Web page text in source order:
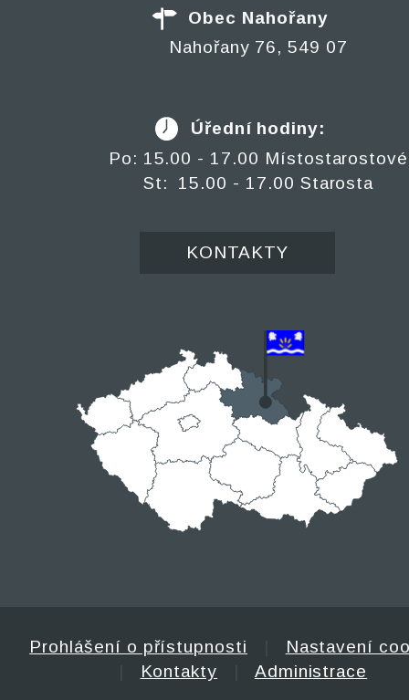
Obec Nahořany
Nahořany 76, 549 07
Úřední hodiny:
Po: 15.00 - 17.00 Místostarostové
St: 15.00 - 17.00 Starosta
KONTAKTY
Prohlášení o přístupnosti
Nastavení
Kontakty Administrace